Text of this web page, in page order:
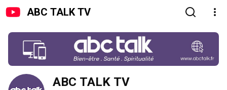
ABC TALK TV
ABC TALK TV